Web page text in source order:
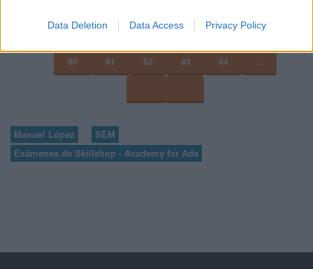
Data Deletion Data Access Privacy Policy
...
80 81 82 83 84 ...
Manuel López
SEM
Exámenes de Skillshop - Academy for Ads